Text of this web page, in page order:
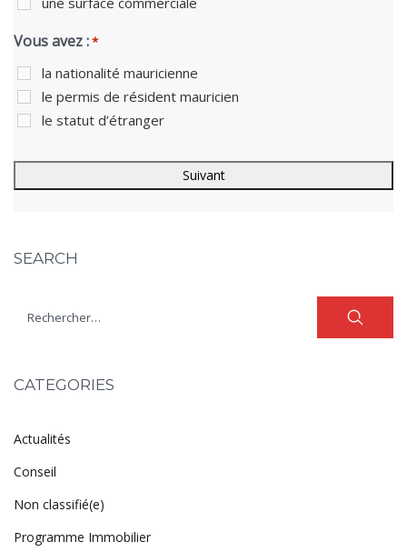
Vous avez :*
la nationalité mauricienne
le permis de résident mauricien
le statut d’étranger
SEARCH
CATEGORIES
Actualités
Conseil
Non classifié(e)
Programme Immobilier